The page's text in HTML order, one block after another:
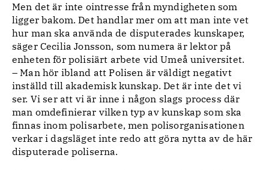
Men det är inte ointresse från myndigheten som
ligger bakom. Det handlar mer om att man inte vet
hur man ska använda de disputerades kunskaper,
säger Cecilia Jonsson, som numera är lektor på
enheten för polisiärt arbete vid Umeå universitet.
– Man hör ibland att Polisen är väldigt negativt
inställd till akademisk kunskap. Det är inte det vi
ser. Vi ser att vi är inne i någon slags process där
man omdefinierar vilken typ av kunskap som ska
finnas inom polisarbete, men polisorganisationen
verkar i dagsläget inte redo att göra nytta av de här
disputerade poliserna.